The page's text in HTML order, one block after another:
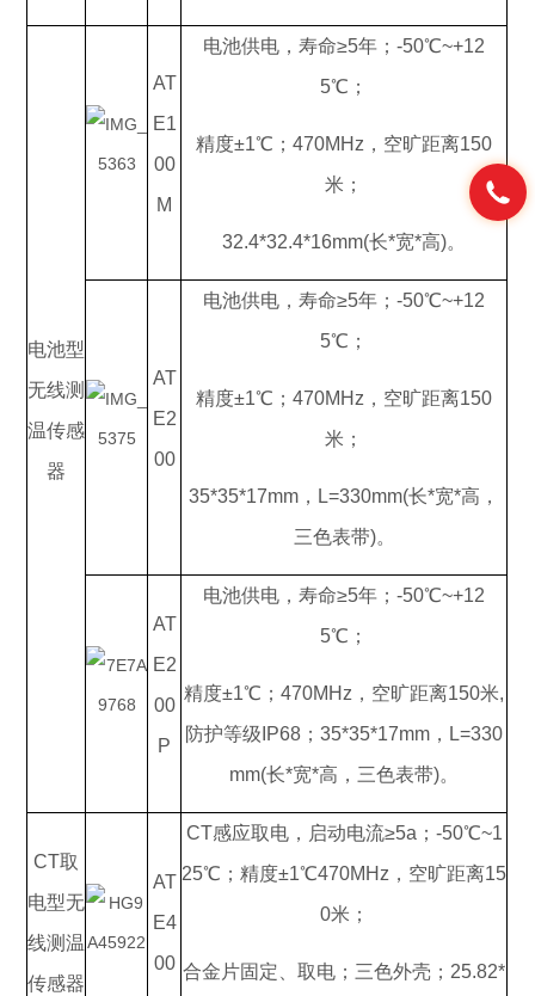
电池型
无线测
温传感
器
AT
E1
00
M
电池供电，寿命≥5年；-50℃~+12
5℃；
精度±1℃；470MHz，空旷距离150
米；
32.4*32.4*16mm(长*宽*高)。
AT
E2
00
电池供电，寿命≥5年；-50℃~+12
5℃；
精度±1℃；470MHz，空旷距离150
米；
35*35*17mm，L=330mm(长*宽*高，
三色表带)。
AT
E2
00
P
电池供电，寿命≥5年；-50℃~+12
5℃；
精度±1℃；470MHz，空旷距离150米,
防护等级IP68；35*35*17mm，L=330
mm(长*宽*高，三色表带)。
CT取
电型无
线测温
传感器
AT
E4
00
CT感应取电，启动电流≥5a；-50℃~1
25℃；精度±1℃470MHz，空旷距离15
0米；
合金片固定、取电；三色外壳；25.82*